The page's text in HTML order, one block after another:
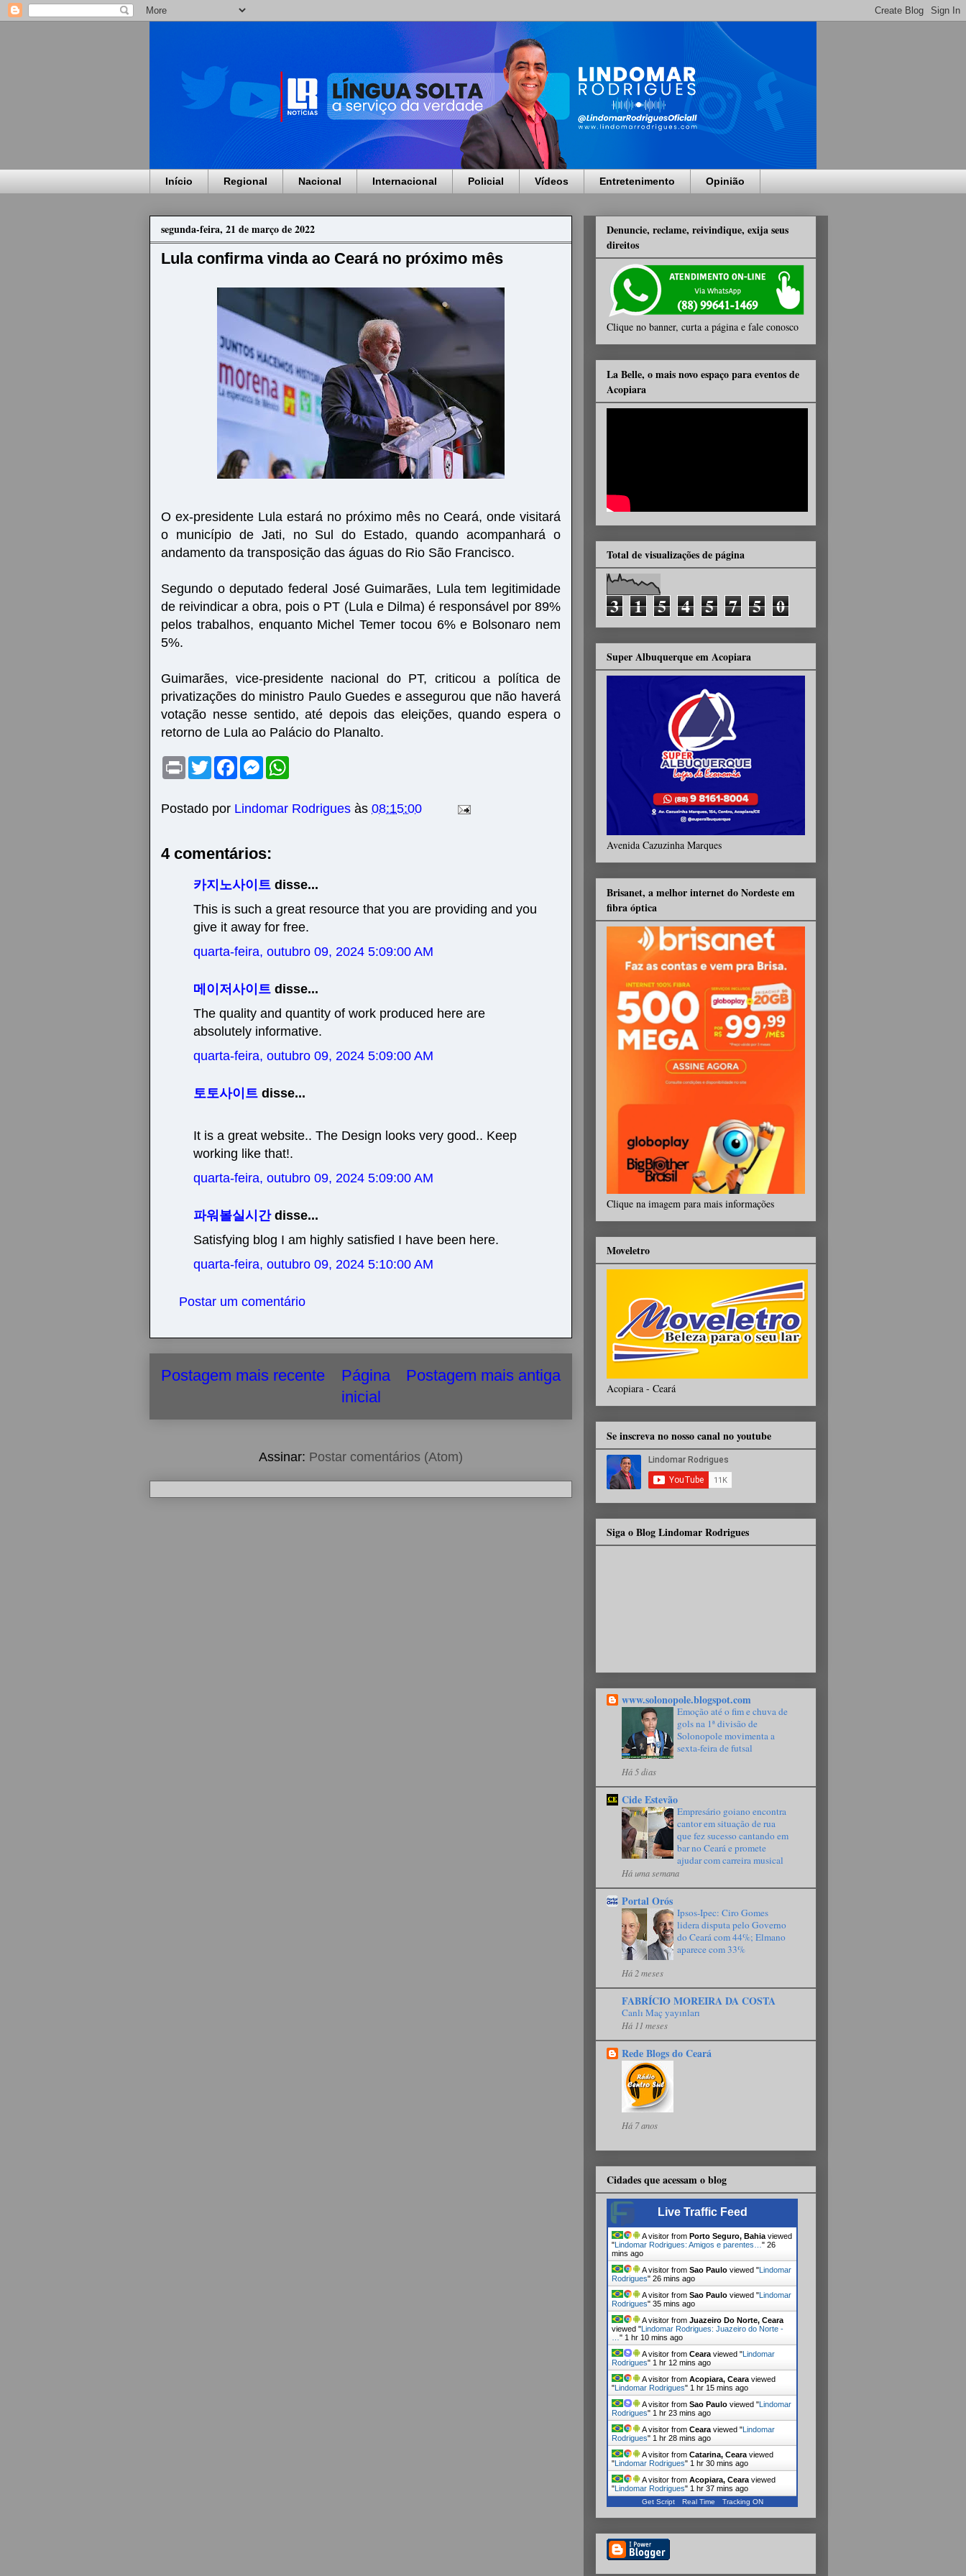
Início Regional Nacional Internacional Policial Vídeos Entretenimento Opinião
segunda-feira, 21 de março de 2022
Lula confirma vinda ao Ceará no próximo mês
O ex-presidente Lula estará no próximo mês no Ceará, onde visitará
o município de Jati, no Sul do Estado, quando acompanhará o
andamento da transposição das águas do Rio São Francisco.
Segundo o deputado federal José Guimarães, Lula tem legitimidade
de reivindicar a obra, pois o PT (Lula e Dilma) é responsável por 89%
pelos trabalhos, enquanto Michel Temer tocou 6% e Bolsonaro nem
5%.
Guimarães, vice-presidente nacional do PT, criticou a política de
privatizações do ministro Paulo Guedes e assegurou que não haverá
votação nesse sentido, até depois das eleições, quando espera o
retorno de Lula ao Palácio do Planalto.
P
t
T
w
t
e
F
a
b
M
e
e
r
s
Postado por Lindomar Rodrigues às 08:15:00
4 comentários:
카지노사이트 disse...
This is such a great resource that you are providing and you
give it away for free.
quarta-feira, outubro 09, 2024 5:09:00 AM
메이저사이트 disse...
The quality and quantity of work produced here are
absolutely informative.
quarta-feira, outubro 09, 2024 5:09:00 AM
토토사이트 disse...
It is a great website.. The Design looks very good.. Keep
working like that!.
quarta-feira, outubro 09, 2024 5:09:00 AM
파워볼실시간disse...
Satisfying blog I am highly satisfied I have been here.
quarta-feira, outubro 09, 2024 5:10:00 AM
Postar um comentário
Postagem mais recente Postagem mais antiga
Página
inicial
Assinar: Postar comentários (Atom)
Denuncie, reclame, reivindique, exija seus
direitos
Clique no banner, curta a página e fale conosco
La Belle, o mais novo espaço para eventos de
Acopiara
Total de visualizações de página
3 1 5 4 5 7 5 0
Super Albuquerque em Acopiara
Avenida Cazuzinha Marques
Brisanet, a melhor internet do Nordeste em
fibra óptica
Clique na imagem para mais informações
Moveletro
Acopiara - Ceará
Se inscreva no nosso canal no youtube
Siga o Blog Lindomar Rodrigues
www.solonopole.blogspot.com
Emoção até o fim e chuva de
gols na 1ª divisão de
Solonopole movimenta a
sexta-feira de futsal
Há 5 dias
Cide Estevão
Empresário goiano encontra
cantor em situação de rua
que fez sucesso cantando em
bar no Ceará e promete
ajudar com carreira musical
Há uma semana
Portal Orós
Ipsos-Ipec: Ciro Gomes
lidera disputa pelo Governo
do Ceará com 44%; Elmano
aparece com 33%
Há 2 meses
FABRÍCIO MOREIRA DA COSTA
Canlı Maç yayınları
Há 11 meses
Rede Blogs do Ceará
Há 7 anos
Cidades que acessam o blog
Live Traffic Feed
A visitor from Porto Seguro, Bahia viewed
" Lindomar Rodrigues: Amigos e parentes… " 26
mins ago
A visitor from Sao Paulo viewed " Lindomar
Rodrigues" 26 mins ago
A visitor from Sao Paulo viewed " Lindomar
Rodrigues" 35 mins ago
A visitor from Juazeiro Do Norte, Ceara
viewed " Lindomar Rodrigues: Juazeiro do Norte -
" 1 hr 10 mins ago
A visitor from Ceara viewed " Lindomar
Rodrigues" 1 hr 12 mins ago
A visitor from Acopiara, Ceara viewed
" Lindomar Rodrigues" 1 hr 15 mins ago
A visitor from Sao Paulo viewed " Lindomar
Rodrigues" 1 hr 23 mins ago
A visitor from Ceara viewed " Lindomar
Rodrigues" 1 hr 28 mins ago
A visitor from Catarina, Ceara viewed
" Lindomar Rodrigues" 1 hr 31 mins ago
A visitor from Acopiara, Ceara viewed
" Lindomar Rodrigues" 1 hr 37 mins ago
Get Script Real Time Tracking ON